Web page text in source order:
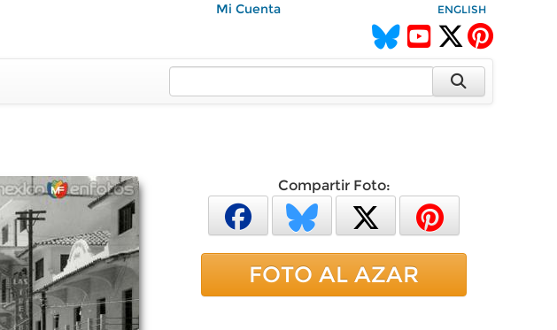
Mi Cuenta ENGLISH
Compartir Foto:
FOTO AL AZAR